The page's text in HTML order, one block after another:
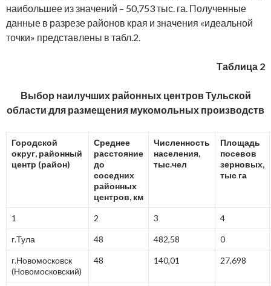
наибольшее из значений – 50,753 тыс. га. Полученные
данные в разрезе районов края и значения «идеальной
точки» представлены в табл.2.
Таблица 2
Выбор наилучших районных центров Тульской
области для размещения мукомольных производств
Городской
округ, районный
центр (район)
Среднее
расстояние
до
соседних
районных
центров, км
Численность
населения,
тыс.чел
Площадь
посевов
зерновых,
тыс га
1 2 3 4
г.Тула 48 482,58 0
г.Новомосковск
(Новомосковский)
48 140,01 27,698